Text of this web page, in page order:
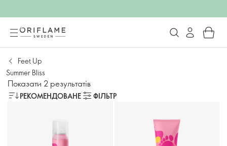
Feet Up
Summer Bliss
Показати 2 результатів
РЕКОМЕНДОВАНЕ ФІЛЬТР